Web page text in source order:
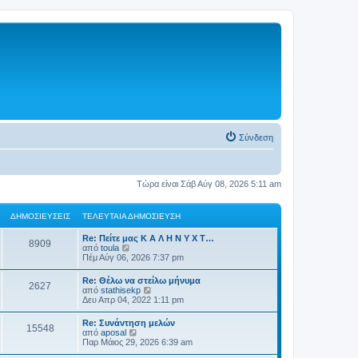
Σύνδεση
Τώρα είναι Σάβ Αύγ 08, 2026 5:11 am
ΔΗΜΟΣΙΕΎΣΕΙΣ ΤΕΛΕΥΤΑΊΑ ΔΗΜΟΣΊΕΥΣΗ
8909
Re: Πείτε μας Κ Α Λ Η Ν Υ Χ Τ…
από toula
ρ
ο
λ
ή
τ
η
ς
τ
ε
Πέμ Αύγ 06, 2026 7:37 pm
2627
Re: Θέλω να στείλω μήνυμα
από stathisekp
ρ
ο
λ
ή
τ
Δευ Απρ 04, 2022 1:11 pm
15548
Re: Συνάντηση μελών
από aposal
ρ
Παρ Μάιος 29, 2026 6:39 am